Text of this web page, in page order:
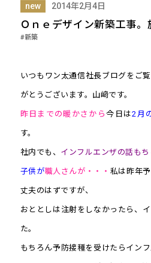
new 2014年2月4日
Ｏｎｅデザイン新築工事。
#新築
いつもワン太通信社長ブログをご
がとうございます。山﨑です。
昨日までの暖かさから今日は2月
す。
社内でも、 インフルエンザの話も
子供が職人 さんが・・・ 私は昨年
丈夫のはずですが、
おととしは注射をしなかったら、
た。
もちろん予防接種を受けたらイン